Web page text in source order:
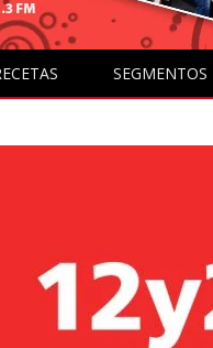
SEGMENTOS